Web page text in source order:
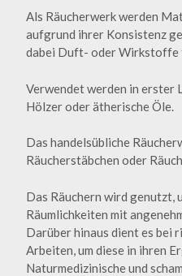
Als Räucherwerk werden
aufgrund ihrer Konsistenz
dabei Duft- oder Wirkstoffe
Verwendet werden in erster
Hölzer oder ätherische Öle.
Das handelsübliche
Räucherstäbchen oder
Das Räuchern wird genutzt,
Räumlichkeiten mit
Darüber hinaus dient es bei
Arbeiten, um diese in ihren
Naturmedizinische und